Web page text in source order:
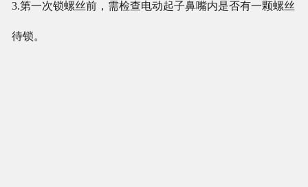
3.第一次锁螺丝前，需检查电动起子鼻嘴内是否有一颗螺丝
待锁。